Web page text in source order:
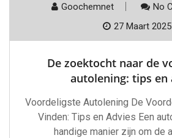
Goochemnet
No
27 Maart 2025
De zoektocht naar de
autolening: tips en
Voordeligste Autolening De
Vinden: Tips en Advies Een
handige manier zijn om de